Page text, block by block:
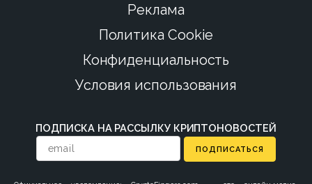
Реклама
Политика Cookie
Конфиденциальность
Условия использования
ПОДПИСКА НА РАССЫЛКУ КРИПТОНОВОСТЕЙ
ПОДПИСАТЬСЯ